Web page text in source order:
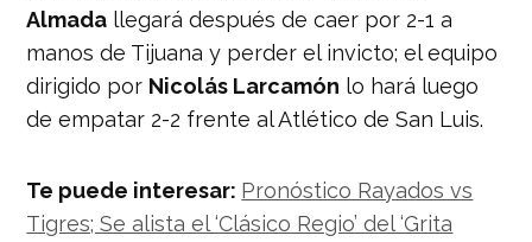
Almada llegará después de caer por 2-1 a
manos de Tijuana y perder el invicto; el equipo
dirigido por Nicolás Larcamón lo hará luego
de empatar 2-2 frente al Atlético de San Luis.
Te puede interesar: Pronóstico Rayados vs
Tigres; Se alista el ‘Clásico Regio’ del ‘Grita